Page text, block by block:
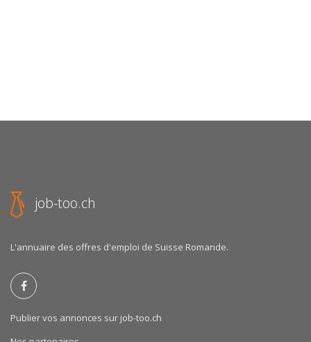
job-too.ch
L'annuaire des offres d'emploi de Suisse Romande.
Publier vos annonces sur job-too.ch